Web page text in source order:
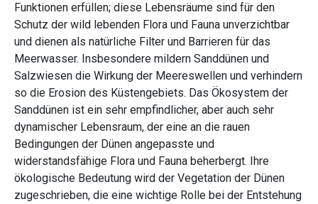
Funktionen erfüllen; diese Lebensräume sind für den
Schutz der wild lebenden Flora und Fauna unverzichtbar
und dienen als natürliche Filter und Barrieren für das
Meerwasser. Insbesondere mildern Sanddünen und
Salzwiesen die Wirkung der Meereswellen und verhindern
so die Erosion des Küstengebiets. Das Ökosystem der
Sanddünen ist ein sehr empfindlicher, aber auch sehr
dynamischer Lebensraum, der eine an die rauen
Bedingungen der Dünen angepasste und
widerstandsfähige Flora und Fauna beherbergt. Ihre
ökologische Bedeutung wird der Vegetation der Dünen
zugeschrieben, die eine wichtige Rolle bei der Entstehung